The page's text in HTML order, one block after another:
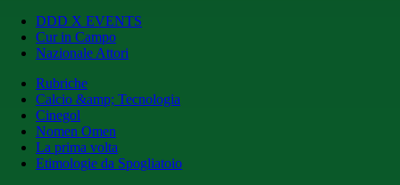
DDD X EVENTS
Cur in Campo
Nazionale Attori
Rubriche
Calcio &amp; Tecnologia
Cinegol
Nomen Omen
La prima volta
Etimologie da Spogliatoio